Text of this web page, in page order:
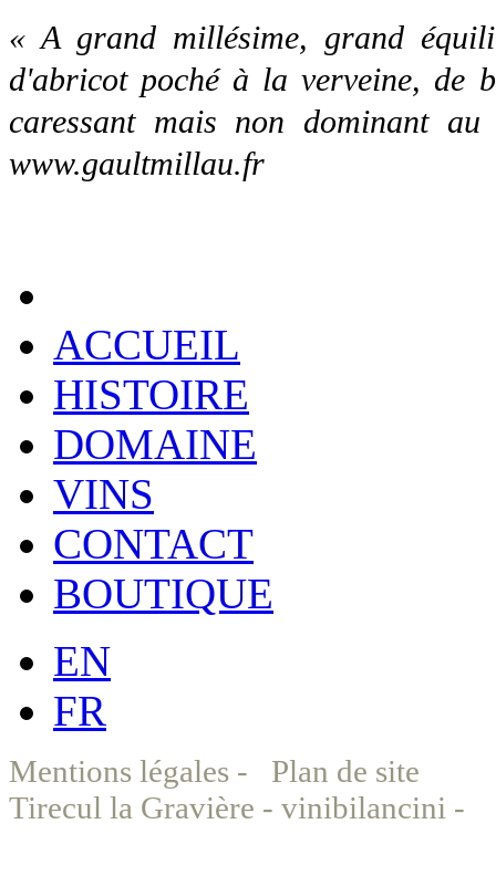
« A grand millésime, grand
d'abricot poché à la verveine, de
caressant mais non dominant
www.gaultmillau.fr
ACCUEIL
HISTOIRE
DOMAINE
VINS
CONTACT
BOUTIQUE
EN
FR
Mentions légales - Plan de site
Tirecul la Gravière - vinibilancini -